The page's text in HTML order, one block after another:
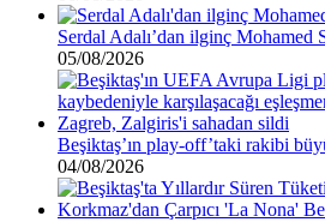
Serdal Adalı’dan ilginç Mohamed
05/08/2026
Beşiktaş’ın play-off’taki rakibi
04/08/2026